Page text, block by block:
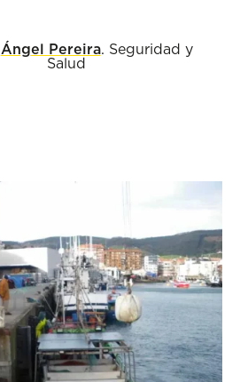
Ángel Pereira. Seguridad y
Salud